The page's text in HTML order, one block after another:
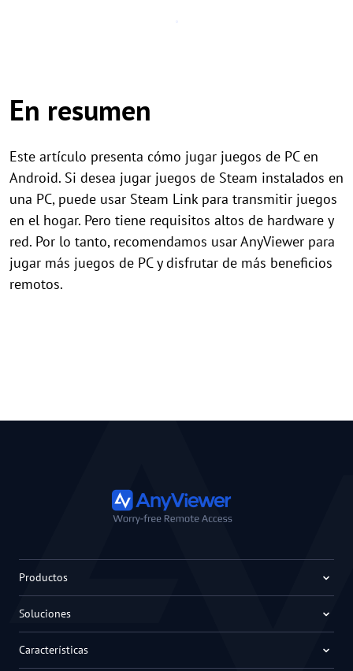
En resumen
Este artículo presenta cómo jugar juegos de PC en
Android. Si desea jugar juegos de Steam instalados en
una PC, puede usar Steam Link para transmitir juegos
en el hogar. Pero tiene requisitos altos de hardware y
red. Por lo tanto, recomendamos usar AnyViewer para
jugar más juegos de PC y disfrutar de más beneficios
remotos.
Productos
Soluciones
Características